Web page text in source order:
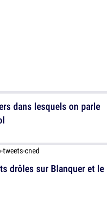
dans lesquels on parle
drôles sur Blanquer et le